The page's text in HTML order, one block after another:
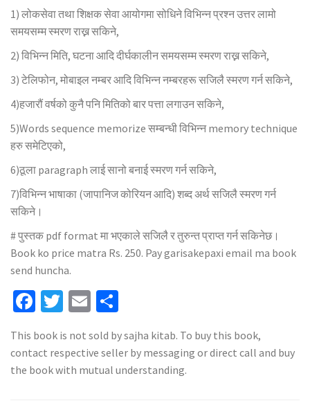
1) लोकसेवा तथा शिक्षक सेवा आयोगमा सोधिने विभिन्न प्रश्न उत्तर लामो
समयसम्म स्मरण राख्न सकिने,
2) विभिन्न मिति, घटना आदि दीर्घकालीन समयसम्म स्मरण राख्न सकिने,
3) टेलिफोन, मोबाइल नम्बर आदि विभिन्न नम्बरहरू सजिलै स्मरण गर्न सकिने,
4)हजारौं वर्षको कुनै पनि मितिको बार पत्ता लगाउन सकिने,
5)Words sequence memorize सम्बन्धी विभिन्न memory technique
हरु समेटिएको,
6)ठूला paragraph लाई सानो बनाई स्मरण गर्न सकिने,
7)विभिन्न भाषाका (जापानिज कोरियन आदि) शब्द अर्थ सजिलै स्मरण गर्न
सकिने।
# पुस्तक pdf format मा भएकाले सजिलै र तुरुन्त प्राप्त गर्न सकिनेछ।
Book ko price matra Rs. 250. Pay garisakepaxi email ma book
send huncha.
Facebook
Twitter
Email
This book is not sold by sajha kitab. To buy this book,
contact respective seller by messaging or direct call and buy
the book with mutual understanding.